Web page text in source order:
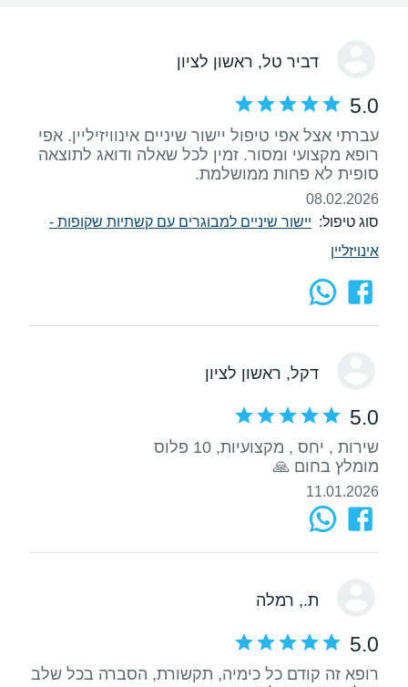
דביר טל, ראשון לציון
5.0
עברתי אצל אפי טיפול יישור שיניים אינוויזיליין. אפי
רופא מקצועי ומסור. זמין לכל שאלה ודואג לתוצאה
סופית לא פחות ממושלמת.
08.02.2026
סוג טיפול: יישור שיניים למבוגרים עם קשתיות שקופות -
אינויזליין
דקל, ראשון לציון
5.0
מומלץ בחום 🙏
11.01.2026
ת., רמלה
5.0
רופא זה קודם כל כימיה, תקשורת, הסברה בכל שלב